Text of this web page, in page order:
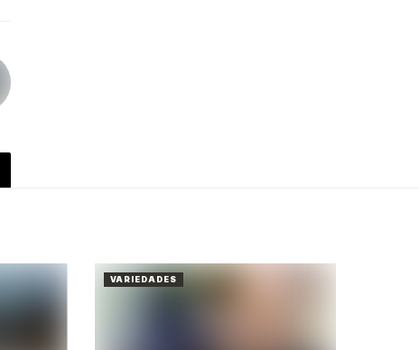
VARIEDADES